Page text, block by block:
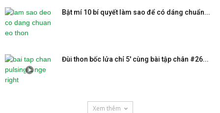
Bật mí 10 bí quyết làm sao để có dáng chuẩn...
Đùi thon bốc lửa chỉ 5′ cùng bài tập chân #26...
Xem thêm